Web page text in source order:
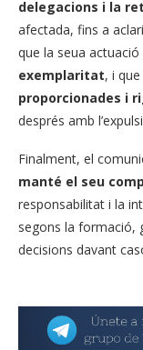
delegacions i la
afectada, fins a
que la seua
exemplaritat, i
proporcionades i
després amb
Finalment, el
manté el seu
responsabilitat i la
segons la formació,
decisions davant